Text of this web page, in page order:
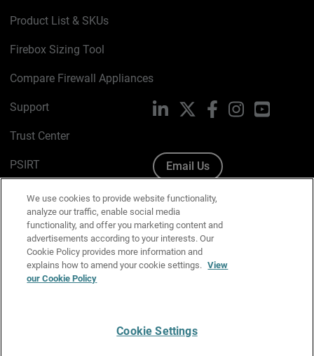
Product List & SKUs
Firebox Sizing Tool
Compare Firewall Appliances
Support
Trust Center
PSIRT
Cookie Policy
Privacy Policy
Media & Brand Kit
Manage Email Preferences
LinkedIn FacebookInstagram
Email Us
We use cookies to provide website functionality,
analyze our traffic, enable social media
functionality, and offer you marketing content and
advertisements according to your interests. Our
Cookie Policy provides more information and
explains how to amend your cookie settings. View
our Cookie Policy
Cookie Settings